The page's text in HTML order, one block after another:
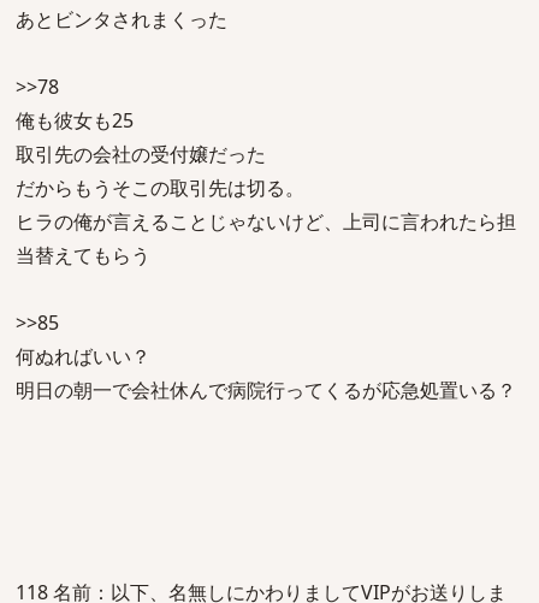
あとビンタされまくった
>>78
俺も彼女も25
取引先の会社の受付嬢だった
だからもうそこの取引先は切る。
ヒラの俺が言えることじゃないけど、上司に言われたら担
当替えてもらう
>>85
何ぬればいい？
明日の朝一で会社休んで病院行ってくるが応急処置いる？
118 名前：以下、名無しにかわりましてVIPがお送りしま